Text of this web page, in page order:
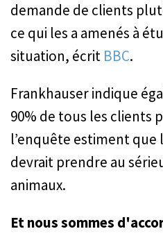
demande de clients
ce qui les a amenés à
situation, écrit BBC.
Frankhauser indique
90% de tous les clients
l’enquête estiment que
devrait prendre au
animaux.
Et nous sommes